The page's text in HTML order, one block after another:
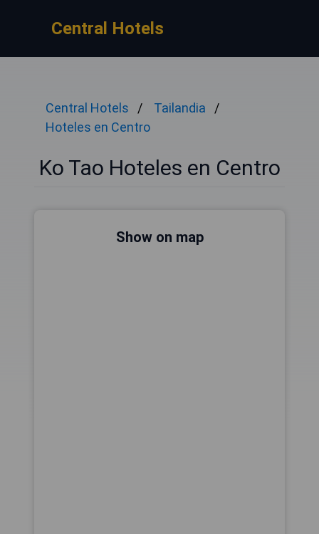
Central Hotels
Central Hotels
Tailandia
Hoteles en Centro
Ko Tao Hoteles en Centro
Show on map